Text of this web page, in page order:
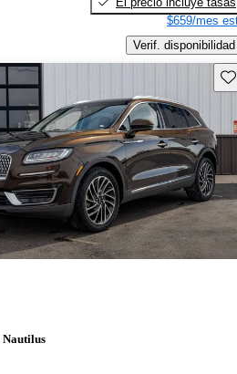
$659/mes
Verif. disponibilidad